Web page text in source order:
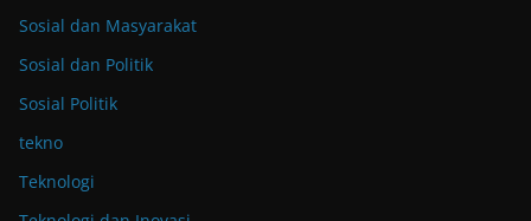
Sosial dan Masyarakat
Sosial dan Politik
Sosial Politik
tekno
Teknologi